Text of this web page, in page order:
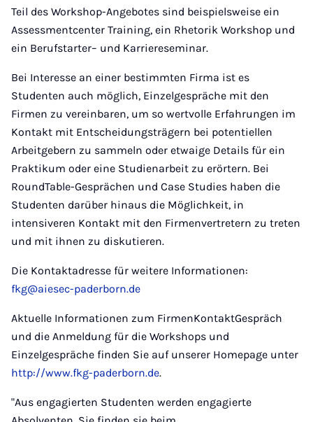
Teil des Workshop-Angebotes sind beispielsweise ein
Assessmentcenter Training, ein Rhetorik Workshop und
ein Berufstarter– und Karriereseminar.
Bei Interesse an einer bestimmten Firma ist es
Studenten auch möglich, Einzelgespräche mit den
Firmen zu vereinbaren, um so wertvolle Erfahrungen im
Kontakt mit Entscheidungsträgern bei potentiellen
Arbeitgebern zu sammeln oder etwaige Details für ein
Praktikum oder eine Studienarbeit zu erörtern. Bei
RoundTable-Gesprächen und Case Studies haben die
Studenten darüber hinaus die Möglichkeit, in
intensiveren Kontakt mit den Firmenvertretern zu treten
und mit ihnen zu diskutieren.
Die Kontaktadresse für weitere Informationen:
fkg@aiesec-paderborn.de
Aktuelle Informationen zum FirmenKontaktGespräch
und die Anmeldung für die Workshops und
Einzelgespräche finden Sie auf unserer Homepage unter
http://www.fkg-paderborn.de.
"Aus engagierten Studenten werden engagierte